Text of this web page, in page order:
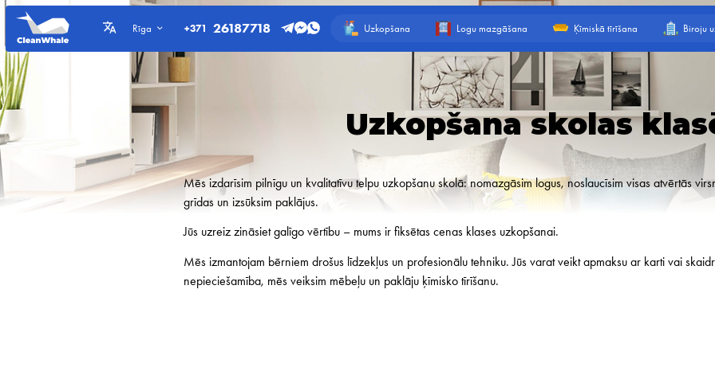
Rīga +371 26187718 Uzkopšana Logu mazgāšana Ķīmiskā tīrīšana Biroju
Uzkopšana skolas
Mēs izdarīsim pilnīgu un kvalitatīvu telpu uzkopšanu skolā: nomazgāsim logus, noslaucīsim visas atvērtās
grīdas un izsūksim paklājus.
Jūs uzreiz zināsiet galīgo vērtību – mums ir fiksētas cenas klases uzkopšanai.
Mēs izmantojam bērniem drošus līdzekļus un profesionālu tehniku. Jūs varat veikt apmaksu ar karti vai
nepieciešamība, mēs veiksim mēbeļu un paklāju ķīmisko tīrīšanu.